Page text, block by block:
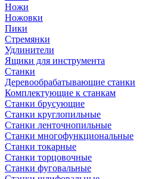
Ножи
Ножовки
Пики
Стремянки
Удлинители
Ящики для инструмента
Станки
Деревообрабатывающие станки
Комплектующие к станкам
Станки брусующие
Станки круглопильные
Станки ленточнопильные
Станки многофункциональные
Станки токарные
Станки торцовочные
Станки фуговальные